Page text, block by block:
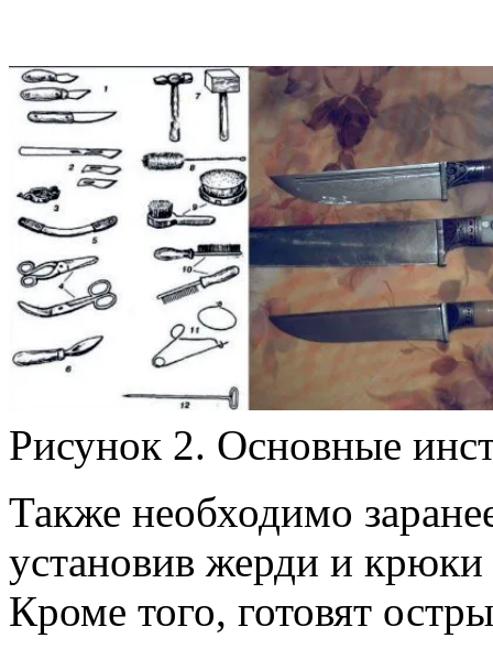
Рисунок 2. Основные
Также необходимо
установив жерди и
Кроме того, готовят